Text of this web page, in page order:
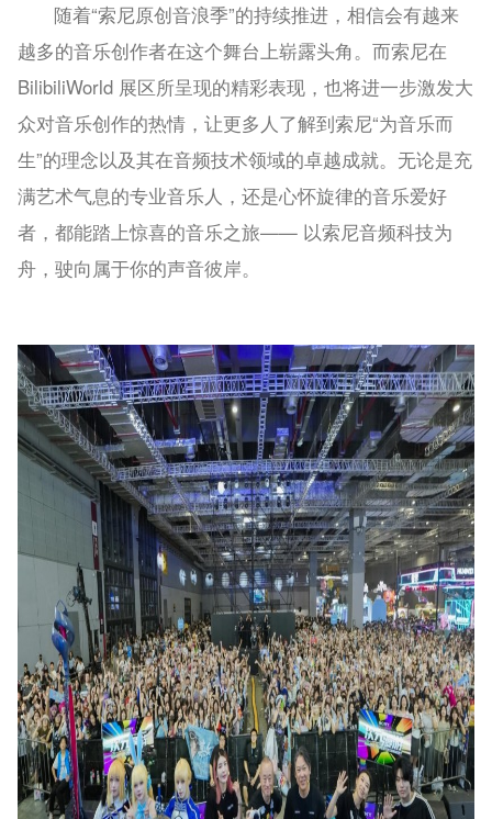
随着“索尼原创音浪季”的持续推进，相信会有越来
越多的音乐创作者在这个舞台上崭露头角。而索尼在
BilibiliWorld 展区所呈现的精彩表现，也将进一步激发大
众对音乐创作的热情，让更多人了解到索尼“为音乐而
生”的理念以及其在音频技术领域的卓越成就。无论是充
满艺术气息的专业音乐人，还是心怀旋律的音乐爱好
者，都能踏上惊喜的音乐之旅—— 以索尼音频科技为
舟，驶向属于你的声音彼岸。